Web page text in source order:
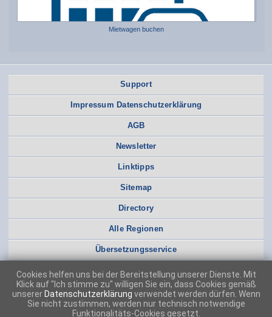
Mietwagen buchen
Support
Impressum Datenschutzerklärung
AGB
Newsletter
Linktipps
Sitemap
Directory
Alle Regionen
Übersetzungsservice
Cookies helfen uns bei der Bereitstellung unserer Dienste. Mit
Klick auf "Ich stimme zu" willigen Sie ein, dass Cookies gemäß
unserer Datenschutzerklärung verwendet werden dürfen. Wenn
Sie nicht zustimmen, werden nur technisch notwendige
Funktionalitäts-Cookies gesetzt.